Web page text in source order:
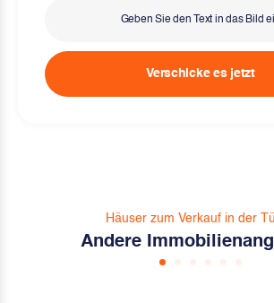
Verschicke es jetzt
Häuser zum Verkauf in der
Andere